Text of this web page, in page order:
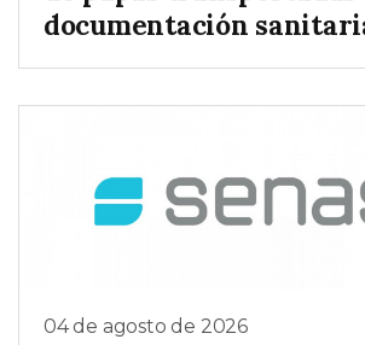
documentación
04 de agosto de 2026